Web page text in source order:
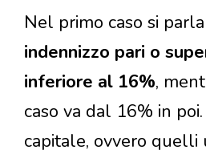
Nel primo caso si
indennizzo pari o
inferiore al 16%,
caso va dal 16% in
capitale, ovvero quelli